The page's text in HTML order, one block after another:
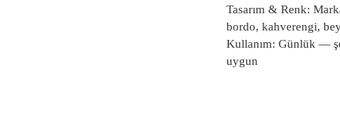
Tasarım & Renk:
bordo, kahverengi,
Kullanım: Günlük —
uygun